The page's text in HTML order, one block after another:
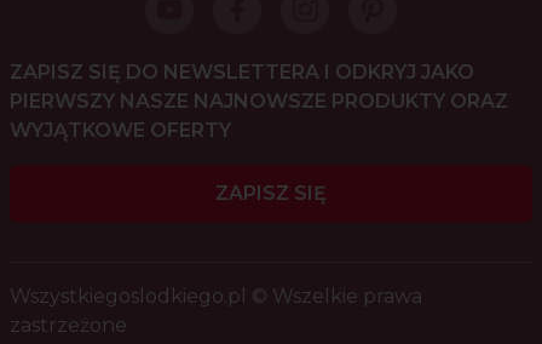
ZAPISZ SIĘ DO NEWSLETTERA I ODKRYJ JAKO
PIERWSZY NASZE NAJNOWSZE PRODUKTY ORAZ
WYJĄTKOWE OFERTY
ZAPISZ SIĘ
Wszystkiegoslodkiego.pl © Wszelkie prawa
zastrzeżone